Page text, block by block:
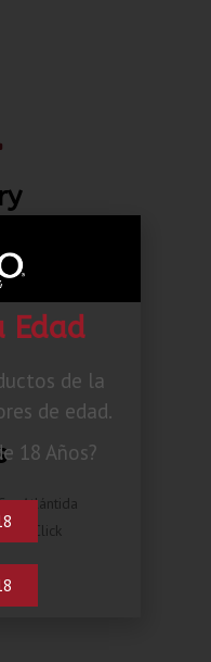
de tu casa desde L.
o Atlántida
Click
Edad
de la
de edad.
18 Años?